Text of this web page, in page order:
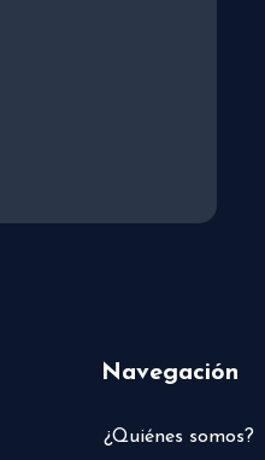
Navegación
¿Quiénes somos?